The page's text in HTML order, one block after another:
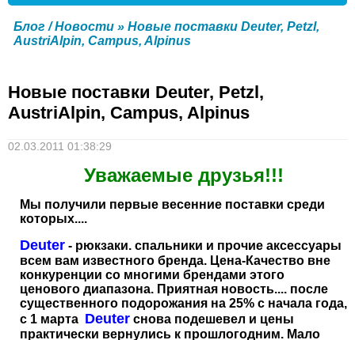
Блог / Новости » Новые поставки Deuter, Petzl,
AustriAlpin, Campus, Alpinus
Новые поставки Deuter, Petzl,
AustriAlpin, Campus, Alpinus
02.03.2011 01:38:29
Уважаемые друзья!!!
Мы получили первые весенние поставки среди
которых....
Deuter - рюкзаки. спальники и прочие аксессуары
всем вам известного бренда. Цена-Качество вне
конкуренции со многими брендами этого
ценового диапазона. Приятная новость.... после
существенного подорожания на 25% с начала года,
с 1 марта Deuter снова подешевел и цены
практически вернулись к прошлогодним. Мало